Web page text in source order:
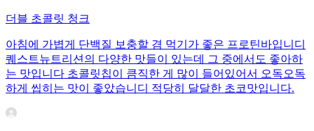
더블 초콜릿 청크
아침에 가볍게 단백질 보충할 겸 먹기가 좋은 프로틴바입니디
퀘스트뉴트리션의 다양한 맛들이 있는데 그 중에서도 좋아하
는 맛입니다 초콜릿칩이 큼직한 게 많이 들어있어서 오독오독
하게 씹히는 맛이 좋았습니디 적당히 달달한 초코맛입니다.